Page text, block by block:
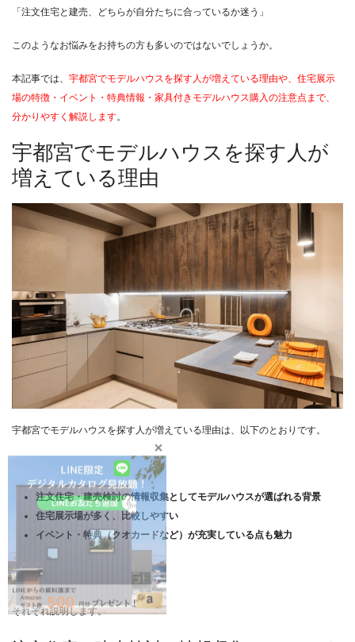
「注文住宅と建売、どちらが自分たちに合っているか迷う」
このようなお悩みをお持ちの方も多いのではないでしょうか。
本記事では、 宇都宮でモデルハウスを探す人が増えている理由や、住宅展示
場の特徴・イベント・特典情報・家具付きモデルハウス購入の注意点まで、
分かりやすく解説します。
宇都宮でモデルハウスを探す人が
増えている理由
宇都宮でモデルハウスを探す人が増えている理由は、以下のとおりです。
注文住宅・建売検討の情報収集としてモデルハウスが選ばれる背景
住宅展示場が多く、比較しやすい
イベント・特典（クオカードなど）が充実している点も魅力
それぞれ説明します。